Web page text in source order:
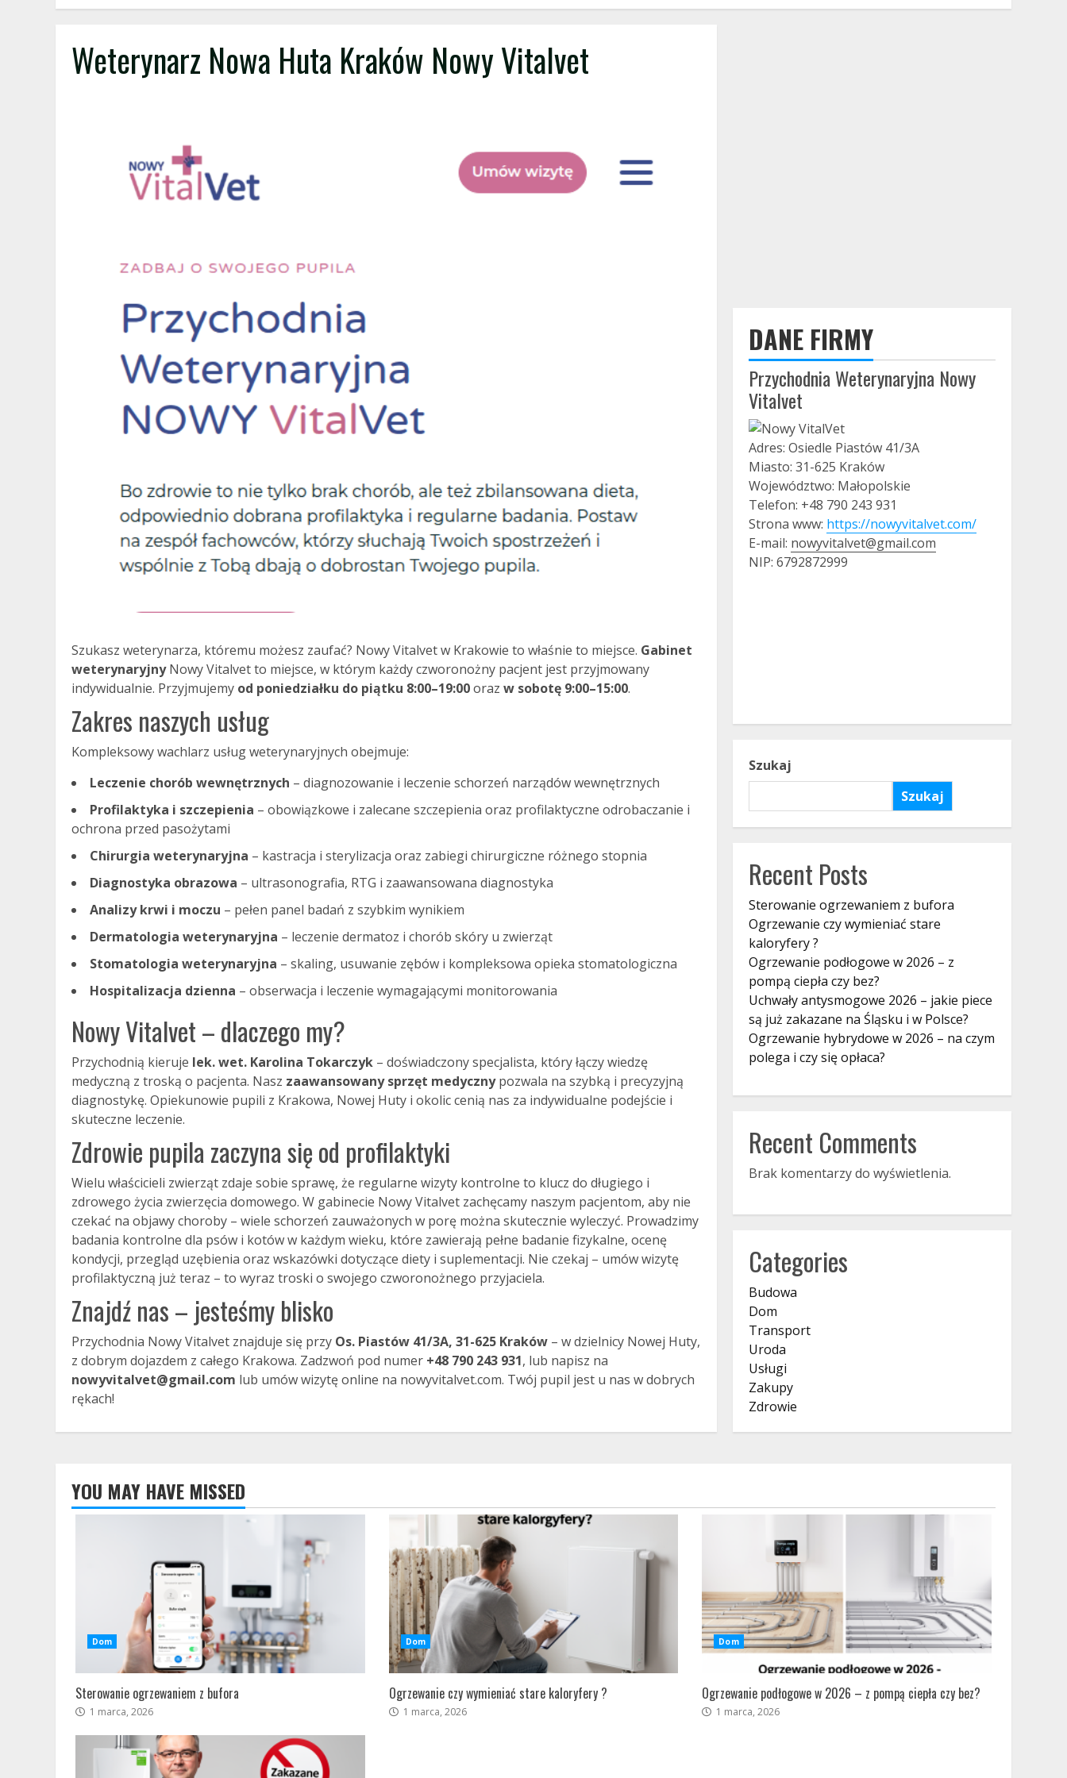
Weterynarz Nowa Huta Kraków Nowy Vitalvet
Szukasz weterynarza, któremu możesz zaufać? Nowy Vitalvet w Krakowie to właśnie to miejsce. Gabinet
weterynaryjnyNowy Vitalvet to miejsce, w którym każdy czworonożny pacjent jest przyjmowany
indywidualnie. Przyjmujemy od poniedziałku do piątku 8:00–19:00oraz w sobotę 9:00–15:00.
Zakres naszych usług
Kompleksowy wachlarz usług weterynaryjnych obejmuje:
Leczenie chorób wewnętrznych – diagnozowanie i leczenie schorzeń narządów wewnętrznych
Profilaktyka i szczepienia – obowiązkowe i zalecane szczepienia oraz profilaktyczne odrobaczanie i
ochrona przed pasożytami
Chirurgia weterynaryjna – kastracja i sterylizacja oraz zabiegi chirurgiczne różnego stopnia
Diagnostyka obrazowa – ultrasonografia, RTG i zaawansowana diagnostyka
Analizy krwi i moczu – pełen panel badań z szybkim wynikiem
Dermatologia weterynaryjna – leczenie dermatoz i chorób skóry u zwierząt
Stomatologia weterynaryjna – skaling, usuwanie zębów i kompleksowa opieka stomatologiczna
Hospitalizacja dzienna – obserwacja i leczenie wymagającymi monitorowania
Nowy Vitalvet – dlaczego my?
Przychodnią kieruje lek. wet. Karolina Tokarczyk – doświadczony specjalista, który łączy wiedzę
medyczną z troską o pacjenta. Nasz zaawansowany sprzęt medycznypozwala na szybką i precyzyjną
diagnostykę. Opiekunowie pupili z Krakowa, Nowej Huty i okolic cenią nas za indywidualne podejście i
skuteczne leczenie.
Zdrowie pupila zaczyna się od profilaktyki
Wielu właścicieli zwierząt zdaje sobie sprawę, że regularne wizyty kontrolne to klucz do długiego i
zdrowego życia zwierzęcia domowego. W gabinecie Nowy Vitalvet zachęcamy naszym pacjentom, aby nie
czekać na objawy choroby – wiele schorzeń zauważonych w porę można skutecznie wyleczyć. Prowadzimy
badania kontrolne dla psów i kotów w każdym wieku, które zawierają pełne badanie fizykalne, ocenę
kondycji, przegląd uzębienia oraz wskazówki dotyczące diety i suplementacji. Nie czekaj – umów wizytę
profilaktyczną już teraz – to wyraz troski o swojego czworonożnego przyjaciela.
Znajdź nas – jesteśmy blisko
Przychodnia Nowy Vitalvet znajduje się przy Os. Piastów 41/3A, 31-625 Kraków – w dzielnicy Nowej Huty,
z dobrym dojazdem z całego Krakowa. Zadzwoń pod numer +48 790 243 931, lub napisz na
nowyvitalvet@gmail.com lub umów wizytę online na nowyvitalvet.com. Twój pupil jest u nas w dobrych
rękach!
DANE FIRMY
Przychodnia Weterynaryjna Nowy
Vitalvet
Adres: Osiedle Piastów 41/3A
Miasto: 31-625 Kraków
Województwo: Małopolskie
Telefon: +48 790 243 931
Strona www: https://nowyvitalvet.com/
E-mail: nowyvitalvet@gmail.com
NIP: 6792872999
Szukaj
Szukaj
Recent Posts
Sterowanie ogrzewaniem z bufora
Ogrzewanie czy wymieniać stare
kaloryfery ?
Ogrzewanie podłogowe w 2026 – z
pompą ciepła czy bez?
Uchwały antysmogowe 2026 – jakie piece
są już zakazane na Śląsku i w Polsce?
Ogrzewanie hybrydowe w 2026 – na czym
polega i czy się opłaca?
Recent Comments
Brak komentarzy do wyświetlenia.
Categories
Budowa
Dom
Transport
Uroda
Usługi
Zakupy
Zdrowie
YOU MAY HAVE MISSED
Dom
Sterowanie ogrzewaniem z bufora
1 marca, 2026
Dom
Ogrzewanie czy wymieniać stare kaloryfery ?
1 marca, 2026
Dom
Ogrzewanie podłogowe w 2026 – z pompą ciepła czy bez?
1 marca, 2026